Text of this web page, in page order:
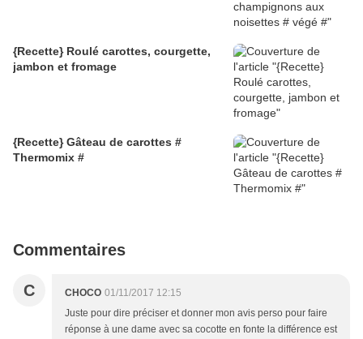
{Recette} Roulé carottes, courgette,
jambon et fromage
{Recette} Gâteau de carottes #
Thermomix #
Commentaires
C CHOCO 01/11/2017 12:15
Juste pour dire préciser et donner mon avis perso pour faire
réponse à une dame avec sa cocotte en fonte la différence est